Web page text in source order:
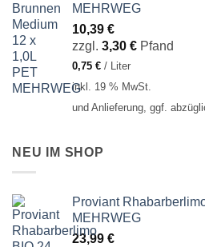
MEHRWEG
10,39 €
zzgl. 3,30 € Pfand
0,75 € / Liter
inkl. 19 % MwSt.
und Anlieferung, ggf.
NEU IM SHOP
Proviant
MEHRWEG
23,99 €